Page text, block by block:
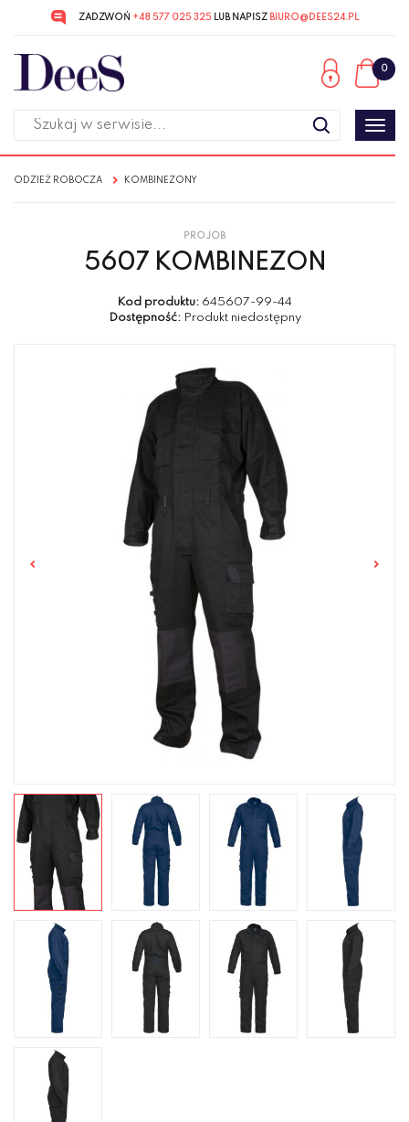
do menu
głównego
do
menu
w
ZADZWOŃ +48 577 025 325LUB NAPISZ BIURO@DEES24.PL
0
ODZIEŻ ROBOCZA KOMBINEZONY
PROJOB
5607 KOMBINEZON
Kod produktu: 645607-99-44
Dostępność: Produkt niedostępny